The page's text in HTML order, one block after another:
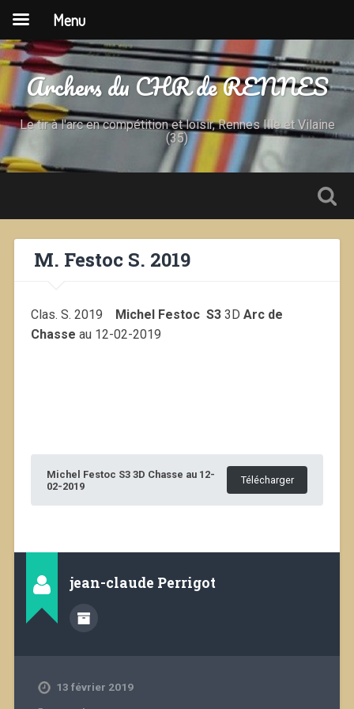
Archers du CHR de RENNES
Le tir à l'arc en compétition et loisir, Rennes Ille et Vilaine
(35)
M. Festoc S. 2019
Clas. S. 2019 Michel Festoc S33D Arc de
Chasse au 12-02-2019
Michel Festoc S3 3D Chasse au 12-
02-2019
Télécharger
jean-claude Perrigot
13 février 2019
Menu